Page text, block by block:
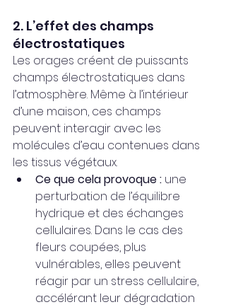
2. L’effet des champs
électrostatiques
Les orages créent de puissants
champs électrostatiques dans
l’atmosphère. Même à l’intérieur
d’une maison, ces champs
peuvent interagir avec les
molécules d’eau contenues dans
les tissus végétaux.
Ce que cela provoque : une
perturbation de l’équilibre
hydrique et des échanges
cellulaires. Dans le cas des
fleurs coupées, plus
vulnérables, elles peuvent
réagir par un stress cellulaire,
accélérant leur dégradation